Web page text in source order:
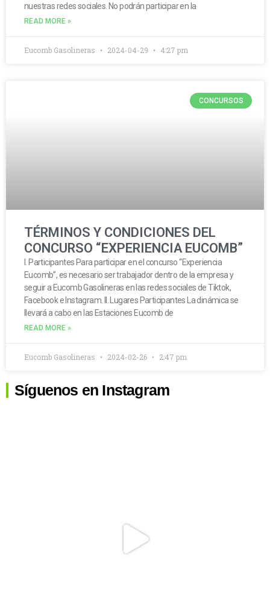
nuestras redes sociales. No podrán participar en la
READ MORE »
Eucomb Gasolineras 2024-04-29 4:27 pm
CONCURSOS
TÉRMINOS Y CONDICIONES DEL
CONCURSO “EXPERIENCIA EUCOMB”
I. Participantes Para participar en el concurso “Experiencia
Eucomb”, es necesario ser trabajador dentro de la empresa y
seguir a Eucomb Gasolineras en las redes sociales de Tiktok,
Facebook e Instagram. II. Lugares Participantes La dinámica se
llevará a cabo en las Estaciones Eucomb de
READ MORE »
Eucomb Gasolineras 2024-02-26 2:47 pm
Síguenos en Instagram